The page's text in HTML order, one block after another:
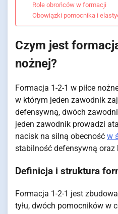
Role obrońców w formacji
Obowiązki pomocnika i
Czym jest
nożnej?
Formacja 1-2-1 w piłce
w którym jeden zawodnik
defensywną, dwóch
jeden zawodnik prowadzi
nacisk na silną obecność w
stabilność defensywną
Definicja i struktura
Formacja 1-2-1 jest
tyłu, dwóch pomocników w